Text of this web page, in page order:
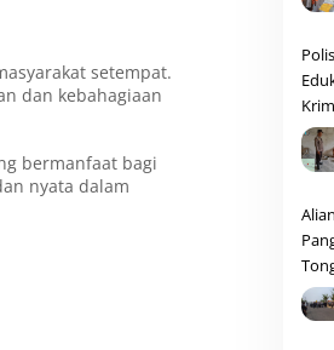
setempat.
dan kebahagiaan
bermanfaat bagi
nyata dalam